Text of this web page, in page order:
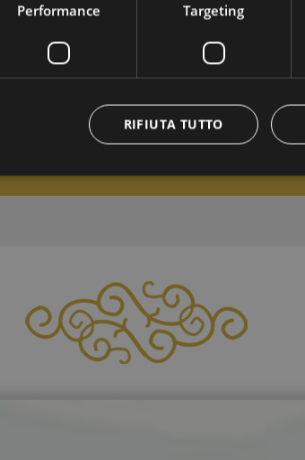
AUTUNNO MAGICO
01/10/2026 - 11/10/2026
VAI ALL'OFFERTA
Performance Targeting
RIFIUTA TUTTO